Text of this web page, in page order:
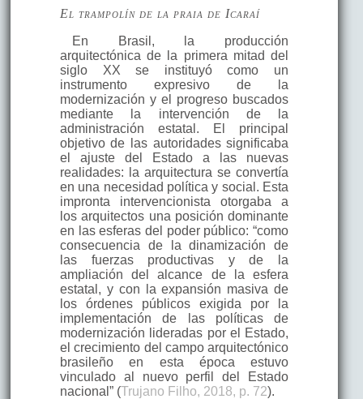
El trampolín de la praia de Icaraí
En Brasil, la producción
arquitectónica de la primera mitad del
siglo XX se instituyó como un
instrumento expresivo de la
modernización y el progreso buscados
mediante la intervención de la
administración estatal. El principal
objetivo de las autoridades significaba
el ajuste del Estado a las nuevas
realidades: la arquitectura se convertía
en una necesidad política y social. Esta
impronta intervencionista otorgaba a
los arquitectos una posición dominante
en las esferas del poder público: “como
consecuencia de la dinamización de
las fuerzas productivas y de la
ampliación del alcance de la esfera
estatal, y con la expansión masiva de
los órdenes públicos exigida por la
implementación de las políticas de
modernización lideradas por el Estado,
el crecimiento del campo arquitectónico
brasileño en esta época estuvo
vinculado al nuevo perfil del Estado
nacional” (Trujano Filho, 2018, p. 72).